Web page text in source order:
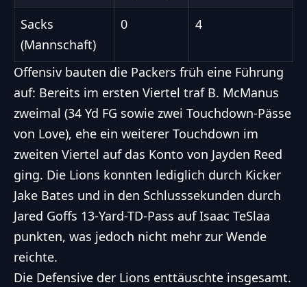
Sacks
(Mannschaft)
0 4
Offensiv bauten die Packers früh eine Führung
auf: Bereits im ersten Viertel traf B. McManus
zweimal (34 Yd FG sowie zwei Touchdown-Pässe
von Love), ehe ein weiterer Touchdown im
zweiten Viertel auf das Konto von Jayden Reed
ging. Die Lions konnten lediglich durch Kicker
Jake Bates und in den Schlusssekunden durch
Jared Goffs 13-Yard-TD-Pass auf Isaac TeSlaa
punkten, was jedoch nicht mehr zur Wende
reichte.
Die Defensive der Lions enttäuschte insgesamt.